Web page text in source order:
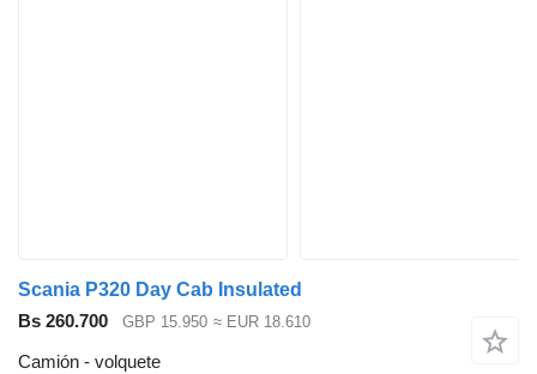
Scania P320 Day Cab Insulated
Bs 260.700
GBP 15.950 ≈ EUR 18.610
Camión - volquete